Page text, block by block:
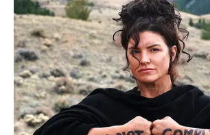
อารมณ์ร้อน
วันอาทิตย์
คนที่เกิดวันอาทิตย์มีแสงส้มที่สมอง จึ